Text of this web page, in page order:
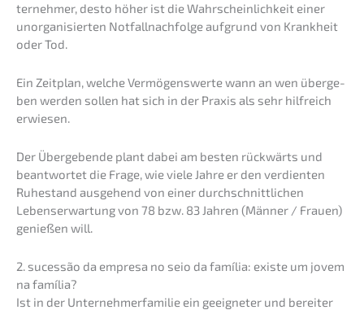
ter­neh­mer, desto höher ist die Wahrschein­lich­keit einer
unorga­ni­sier­ten Notfall­nach­fol­ge aufgrund von Krank­heit
oder Tod.
Ein Zeitplan, welche Vermö­gens­wer­te wann an wen überge­
ben werden sollen hat sich in der Praxis als sehr hilfreich
erwiesen.
Der Überge­ben­de plant dabei am besten rückwärts und
beant­wor­tet die Frage, wie viele Jahre er den verdien­ten
Ruhestand ausge­hend von einer durch­schnitt­li­chen
Lebens­er­war­tung von 78 bzw. 83 Jahren (Männer / Frauen)
genie­ßen will.
2. suces­são da empre­sa no seio da família: existe um jovem
na família?
Ist in der Unter­neh­mer­fa­mi­lie ein geeig­ne­ter und berei­ter